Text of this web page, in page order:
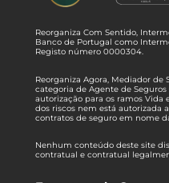
Reorganiza Com Sentido,
Banco de Portugal como
Registo número 0000304.
Reorganiza Agora, Mediador de
categoria de Agente de Seguros
autorização para os ramos Vida
dos riscos nem está autorizada
contratos de seguro em nome
Nenhum conteúdo deste site
contratual e contratual